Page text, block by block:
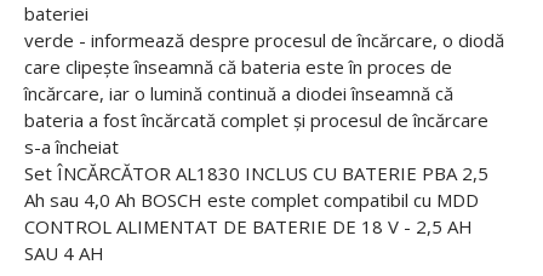
bateriei
verde - informează despre procesul de încărcare, o diodă
care clipește înseamnă că bateria este în proces de
încărcare, iar o lumină continuă a diodei înseamnă că
bateria a fost încărcată complet și procesul de încărcare
s-a încheiat
Set ÎNCĂRCĂTOR AL1830 INCLUS CU BATERIE PBA 2,5
Ah sau 4,0 Ah BOSCH este complet compatibil cu MDD
CONTROL ALIMENTAT DE BATERIE DE 18 V - 2,5 AH
SAU 4 AH